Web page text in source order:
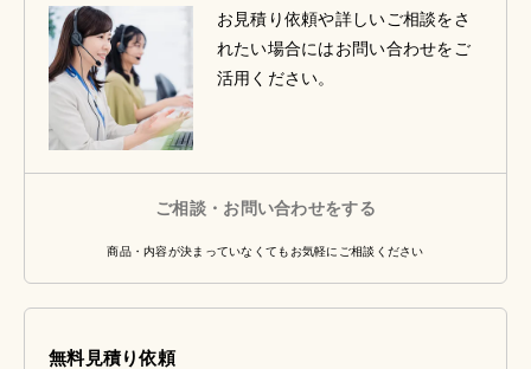
お見積り依頼や詳しいご相談をさ
れたい場合にはお問い合わせをご
活用ください。
ご相談・お問い合わせをする
商品・内容が決まっていなくてもお気軽にご相談ください
無料見積り依頼